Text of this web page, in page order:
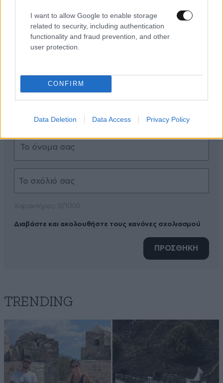
I want to allow Google to enable storage
related to security, including authentication
functionality and fraud prevention, and other
user protection.
CONFIRM
Data Deletion Data Access Privacy Policy
ΣΧΌΛΙΑ ΑΝΑΓΝΩΣΤΏΝ
ΠΡΟΣΘΕΣΤΕ ΤΟ ΣΧΟΛΙΟ ΣΑΣ
Διαβάστε και ακολουθήστε τους κανόνες σχολιασμού
ΠΡΟΣΘΗΚΗ
TRENDING